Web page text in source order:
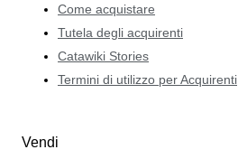
Come acquistare
Tutela degli acquirenti
Catawiki Stories
Termini di utilizzo per Acquirenti
Vendi